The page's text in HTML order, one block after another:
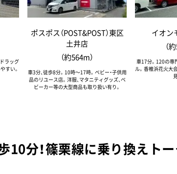
ラッグ
すい。
ポスポス（POST&POST）東区
土井店
（約564m）
車3分、徒歩8分。10時～17時。ベビー・子供用
品のリユース店。洋服、マタニティグッズ、ベ
ビーカー等の大型商品も取り扱い有り。
イオン
（
車17分。120の専
ル。香椎浜花火大
10分！篠栗線に乗り換えト